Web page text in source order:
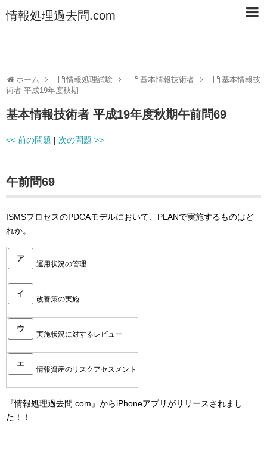
情報処理過去問.com
ホーム 情報処理試験 基本情報技術者
基本情報技
術者 平成19年度秋期
基本情報技術者 平成19年度秋期午前問69
<< 前の問題 | 次の問題 >>
午前問69
ISMSプロセスのPDCAモデルにおいて、PLANで実施するものはど
れか。
ア
運用状況の管理
イ
改善策の実施
ウ
実施状況に対するレビュー
エ
情報資産のリスクアセスメント
『情報処理過去問.com』からiPhoneアプリがリリースされまし
た！！